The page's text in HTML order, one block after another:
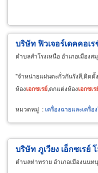
บริษัท ฟิวเจอร์เดคคอเ
ตำบลสำโรงเหนือ อำเภอเมือง
"จำหน่ายแผ่นตะกั่วกันรังสี,ติดตั้ง
ห้องเอกซเรย์,ตกแต่งห้องเอกซเร
หมวดหมู่ : เครื่องฉายและเครื่อ
บริษัท ภูเวียง เอ็กซเรย์
ตำบลท่าทราย อำเภอเมืองนนท